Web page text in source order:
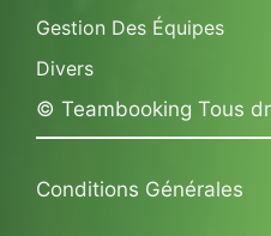
Gestion Des Équipes
Divers
© Teambooking Tous
Conditions Générales